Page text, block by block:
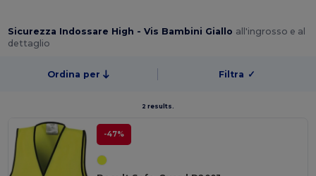
Sicurezza Indossare High - Vis Bambini Giallo all'ingrosso e al
dettaglio
Ordina per Filtra ✓
2 results.
-47%